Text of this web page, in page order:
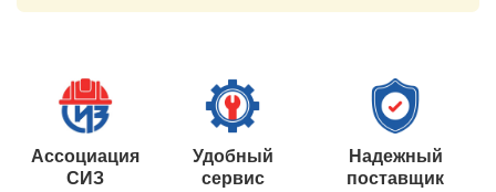
Ассоциация
СИЗ
Удобный
сервис
Надежный
поставщик